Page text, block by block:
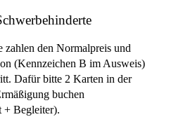
zahlen den Normalpreis und
(Kennzeichen B im Ausweis)
Dafür bitte 2 Karten in der
buchen
+ Begleiter).